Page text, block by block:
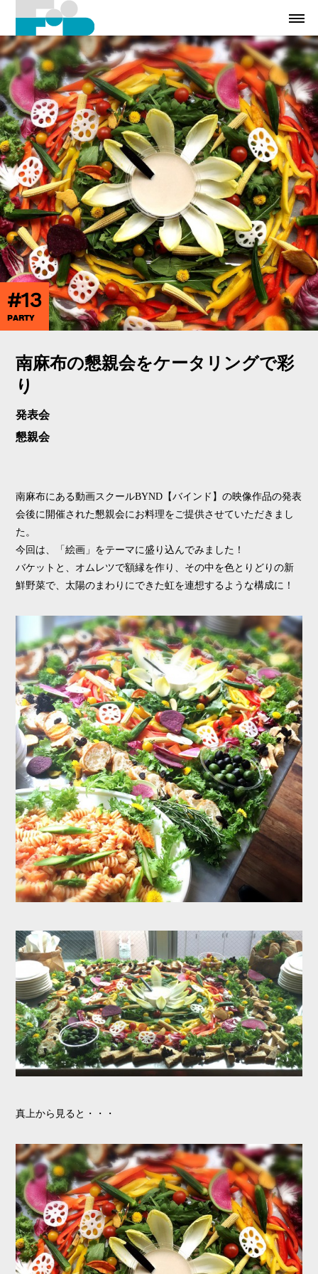
#13
PARTY
南麻布の懇親会をケータリングで彩
り
発表会
懇親会
南麻布にある動画スクールBYND【バインド】の映像作品の発表
会後に開催された懇親会にお料理をご提供させていただきまし
た。
今回は、「絵画」をテーマに盛り込んでみました！
バケットと、オムレツで額縁を作り、その中を色とりどりの新
鮮野菜で、太陽のまわりにできた虹を連想するような構成に！
真上から見ると・・・